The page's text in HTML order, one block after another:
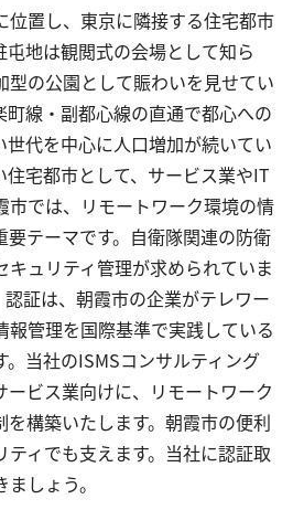
位置し、東京に隣接する住宅都市
地は観閲式の会場として知ら
型の公園として賑わいを見せてい
町線・副都心線の直通で都心への
世代を中心に人口増加が続いてい
住宅都市として、サービス業やIT
市では、リモートワーク環境の情
テーマです。自衛隊関連の防衛
キュリティ管理が求められていま
証は、朝霞市の企業がテレワー
報管理を国際基準で実践している
。当社のISMSコンサルティング
ビス業向けに、リモートワーク
構築いたします。朝霞市の便利
ィでも支えます。当社に認証取
しょう。